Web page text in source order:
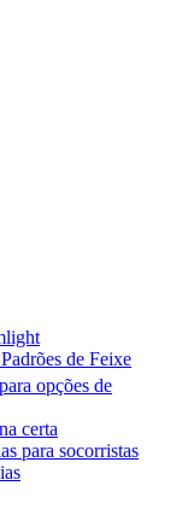
de Feixe
para opções de
certa
para socorristas